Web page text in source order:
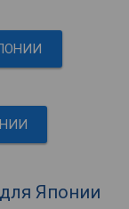
Японии